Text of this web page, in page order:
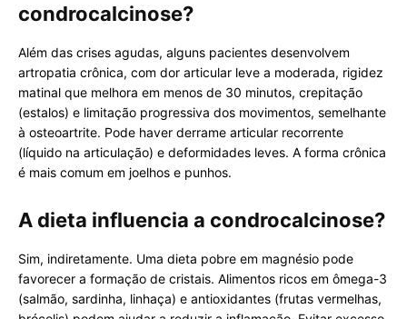
condrocalcinose?
Além das crises agudas, alguns pacientes desenvolvem
artropatia crônica, com dor articular leve a moderada, rigidez
matinal que melhora em menos de 30 minutos, crepitação
(estalos) e limitação progressiva dos movimentos, semelhante
à osteoartrite. Pode haver derrame articular recorrente
(líquido na articulação) e deformidades leves. A forma crônica
é mais comum em joelhos e punhos.
A dieta influencia a condrocalcinose?
Sim, indiretamente. Uma dieta pobre em magnésio pode
favorecer a formação de cristais. Alimentos ricos em ômega-3
(salmão, sardinha, linhaça) e antioxidantes (frutas vermelhas,